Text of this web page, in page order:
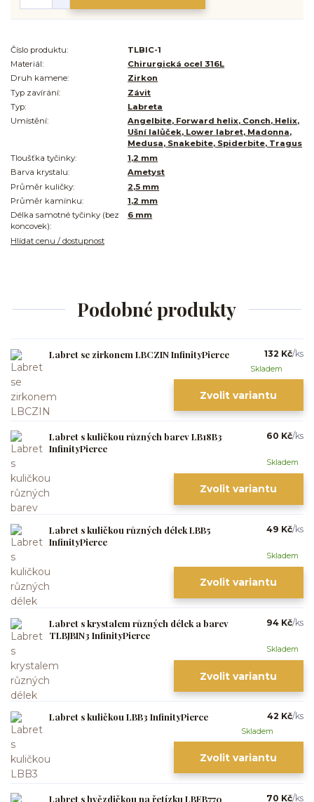
Číslo produktu:
TLBIC-1
Materiál:
Chirurgická ocel 316L
Druh kamene:
Zirkon
Typ zavírání:
Závit
Typ:
Labreta
Umístění:
Angelbite, Forward helix, Conch, Helix,
Ušní lalůček, Lower labret, Madonna,
Medusa, Snakebite, Spiderbite, Tragus
Tloušťka tyčinky:
1,2 mm
Barva krystalu:
Ametyst
Průměr kuličky:
2,5 mm
Průměr kamínku:
1,2 mm
Délka samotné tyčinky (bez
koncovek):
6 mm
Hlídat cenu / dostupnost
Podobné produkty
Labret se zirkonem LBCZIN InfinityPierce 132 Kč/ks
Skladem
Zvolit variantu
Labret s kuličkou různých barev LB18B3
InfinityPierce
60 Kč/ks
Skladem
Zvolit variantu
Labret s kuličkou různých délek LBB5
InfinityPierce
49 Kč/ks
Skladem
Zvolit variantu
Labret s krystalem různých délek a barev
TLBJBIN3 InfinityPierce
94 Kč/ks
Skladem
Zvolit variantu
Labret s kuličkou LBB3 InfinityPierce 42 Kč/ks
Skladem
Zvolit variantu
Labret s hvězdičkou na řetízku LBEB770 70 Kč/ks